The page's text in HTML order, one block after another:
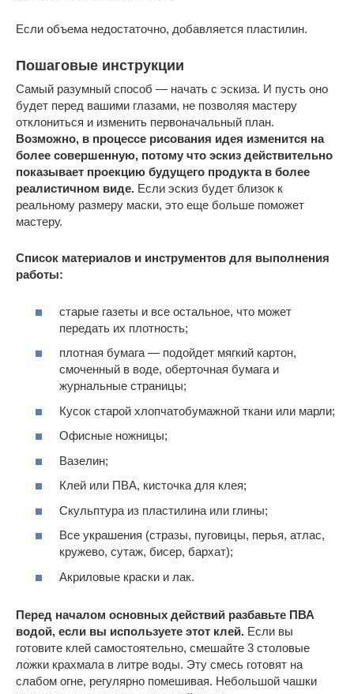
Если объема недостаточно, добавляется пластилин.
Пошаговые инструкции
Самый разумный способ — начать с эскиза. И пусть оно
будет перед вашими глазами, не позволяя мастеру
отклониться и изменить первоначальный план.
Возможно, в процессе рисования идея изменится на
более совершенную, потому что эскиз действительно
показывает проекцию будущего продукта в более
реалистичном виде. Если эскиз будет близок к
реальному размеру маски, это еще больше поможет
мастеру.
Список материалов и инструментов для выполнения
работы:
старые газеты и все остальное, что может
передать их плотность;
плотная бумага — подойдет мягкий картон,
смоченный в воде, оберточная бумага и
журнальные страницы;
Кусок старой хлопчатобумажной ткани или марли;
Офисные ножницы;
Вазелин;
Клей или ПВА, кисточка для клея;
Скульптура из пластилина или глины;
Все украшения (стразы, пуговицы, перья, атлас,
кружево, сутаж, бисер, бархат);
Акриловые краски и лак.
Перед началом основных действий разбавьте ПВА
водой, если вы используете этот клей. Если вы
готовите клей самостоятельно, смешайте 3 столовые
ложки крахмала в литре воды. Эту смесь готовят на
слабом огне, регулярно помешивая. Небольшой чашки